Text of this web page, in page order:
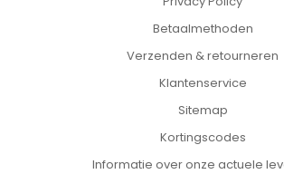
Betaalmethoden
Verzenden & retourneren
Klantenservice
Sitemap
Kortingscodes
Informatie over onze actuele